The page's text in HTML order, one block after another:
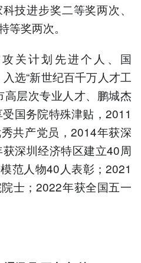
技进步奖二等奖两次、
等奖两次。
关计划先进个人、国
选“新世纪百千万人才工
高层次专业人才、鹏城杰
国务院特殊津贴，2011
共产党员，2014年获深
获深圳经济特区建立40周
范人物40人表彰；2021
士；2022年获全国五一